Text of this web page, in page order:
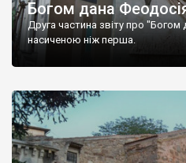
Богом дана
Друга частина звіту про
насиченою ніж перша.